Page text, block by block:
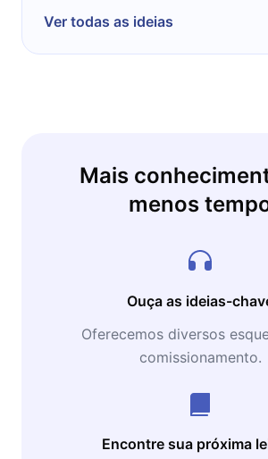
Ver todas as ideias
Mais
menos
Ouça as ideias-
Oferecemos diversos
comissionamento.
Encontre sua próxima